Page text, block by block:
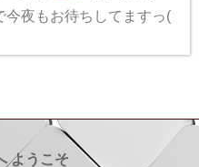
夜もお待ちしてますっ(
ようこそ